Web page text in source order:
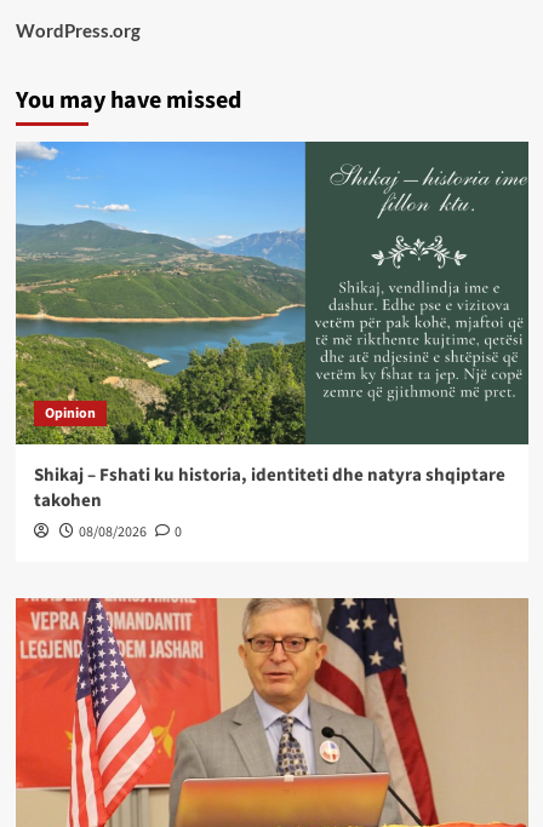
WordPress.org
You may have missed
Opinion
Shikaj – Fshati ku historia, identiteti dhe natyra shqiptare
takohen
08/08/2026 0